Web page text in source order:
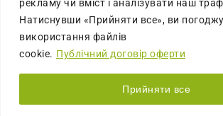
рекламу чи вміст і аналізувати наш
Натиснувши «Прийняти все», ви
використання файлів
cookie. Публічний договір оферти
Прийняти все
digital agency